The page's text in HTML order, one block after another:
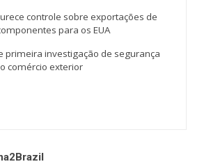
controle sobre exportações de
para os EUA
primeira investigação de segurança
comércio exterior